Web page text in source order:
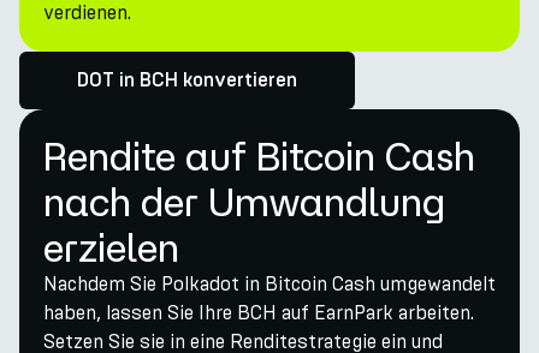
verdienen.
DOT in BCH konvertieren
Rendite auf Bitcoin Cash
nach der Umwandlung
erzielen
Nachdem Sie Polkadot in Bitcoin Cash umgewandelt
haben, lassen Sie Ihre BCH auf EarnPark arbeiten.
Setzen Sie sie in eine Renditestrategie ein und